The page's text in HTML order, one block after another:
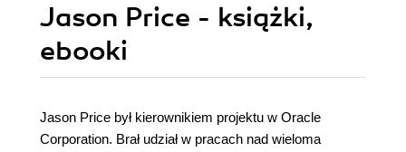
Jason Price - książki,
ebooki
Jason Price był kierownikiem projektu w Oracle
Corporation. Brał udział w pracach nad wieloma